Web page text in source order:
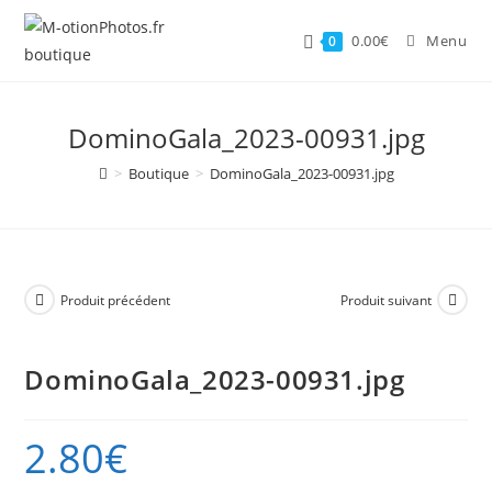
Skip
content
0 0.00€ Menu
DominoGala_2023-00931.jpg
> Boutique > DominoGala_2023-00931.jpg
Produit précédent Produit suivant
DominoGala_2023-00931.jpg
2.80€